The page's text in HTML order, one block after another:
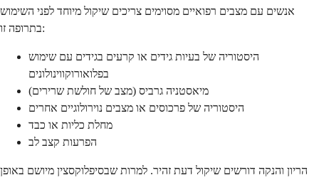
אנשים עם מצבים רפואיים מסוימים צריכים שיקול מיוחד לפני השימוש
בתרופה זו:
היסטוריה של בעיות גידים או קרעים בגידים עם שימוש
בפלואורוקווינולונים
מיאסטניה גרביס (מצב של חולשת שרירים)
היסטוריה של פרכוסים או מצבים נוירולוגיים אחרים
מחלת כליות או כבד
הפרעות קצב לב
הריון והנקה דורשים שיקול דעת זהיר. למרות שבסיפלוקסצין מיושם באופן